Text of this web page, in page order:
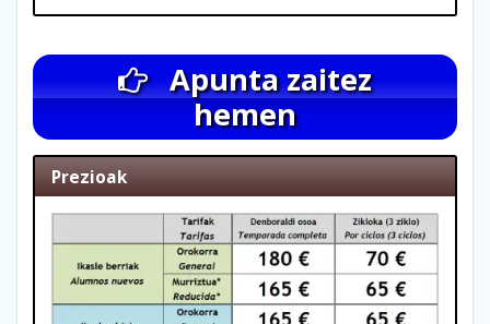
Apunta zaitez
hemen
Prezioak